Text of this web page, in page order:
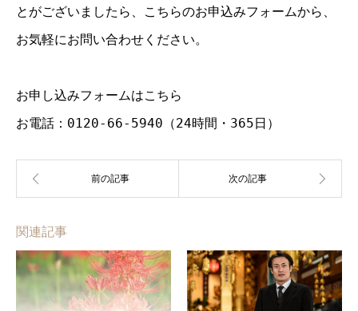
とがございましたら、こちらのお申込みフォームから、
お気軽にお問い合わせください。
お申し込みフォームはこちら
お電話：0120-66-5940（24時間・365日）
関連記事